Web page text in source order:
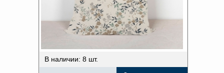
В наличии: 8 шт.